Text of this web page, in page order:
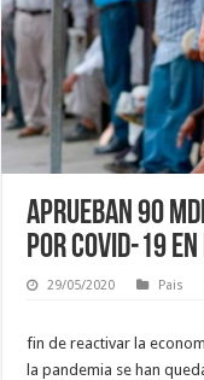
Aprueban 90
por Covid-19
29/05/2020 Pais
fin de reactivar la
la pandemia se han